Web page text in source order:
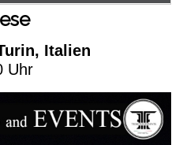
Italien
Uhr